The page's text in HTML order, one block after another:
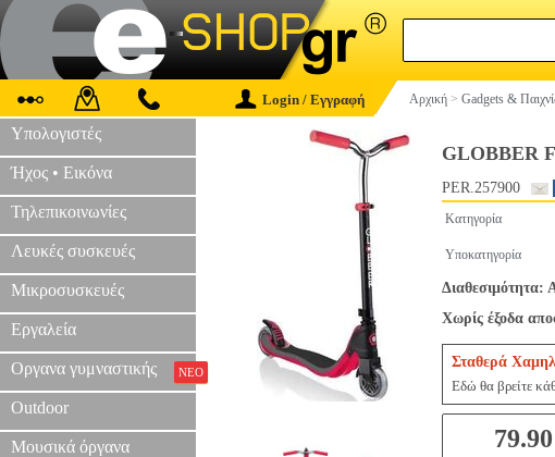
Login / Εγγραφή Αρχική > Gadgets &
Υπολογιστές
Ήχος • Εικόνα
Τηλεπικοινωνίες
Λευκές συσκευές
Μικροσυσκευές
Εργαλεία
Οργανα γυμναστικής ΝΕΟ
Outdoor
Μουσικά όργανα
GLOBBER
PER.257900
Κατηγορία
Υποκατηγορία
Διαθεσιμότητα:
Χωρίς έξοδα
Σταθερά
Εδώ θα βρείτε